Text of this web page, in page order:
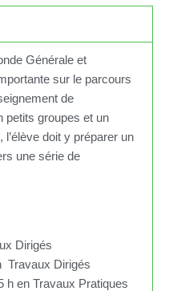
Générale et
sur le parcours
de
petits groupes et un
l’élève doit y préparer un
une série de
Dirigés
Travaux Dirigés
h en Travaux Pratiques